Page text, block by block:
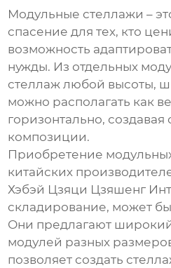
Модульные стеллажи –
спасение для тех, кто
возможность
нужды. Из отдельных
стеллаж любой высоты,
можно располагать как
горизонтально,
композиции.
Приобретение
китайских
Хэбэй Цзяци Цзяшенг
складирование, может
Они предлагают
модулей разных
позволяет создать